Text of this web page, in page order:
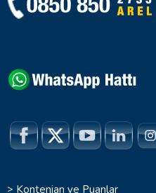
> Kontenjan ve Puanlar